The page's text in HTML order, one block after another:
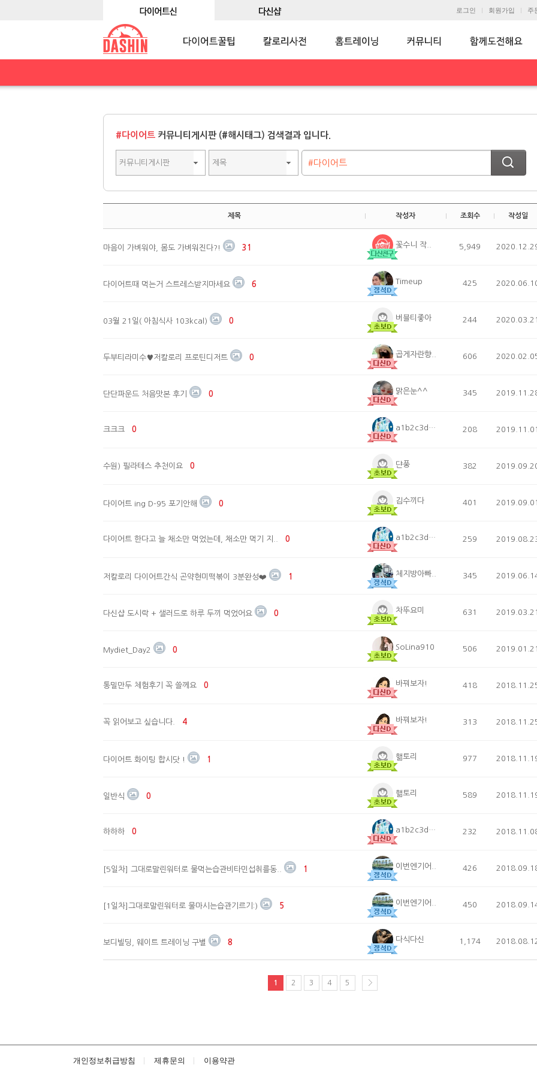
로그인 회원가입 주
#다이어트 커뮤니티게시판 (#해시태그) 검색결과 입니다.
제목 작성자 조회수 작성일
마음이 가벼워야, 몸도 가벼워진다?! 31 꽃수니 작.. 5,949
다이어트때 먹는거 스트레스받지마세요 6 Timeup 425
03월 21일( 아침식사 103kcal) 0 버블티좋아 244 2020.03.21
두부티라미수♥️저칼로리 프로틴디저트 0 곱게자란향.. 606
단단파운드 처음맛본 후기 0 맑은눈^^ 345
크크크 0 a1b2c3d4e5 208 2019.11.01
수원) 필라테스 추천이요 0 댠풍 382
다이어트 ing D-95 포기안해 0 김수끼다 401 2019.09.01
다이어트 한다고 늘 채소만 먹었는데, 채소만 먹기 지.. 0 a1b2c3d4e5 259
저칼로리 다이어트간식 곤약현미떡볶이 3분완성❤️ 1 체지방아빠.. 345
다신샵 도시락 + 샐러드로 하루 두끼 먹었어요 0 차뚜요미 631 2019.03.21
Mydiet_Day2 0 SoLina910 506 2019.01.21
통밀만두 체험후기 꼭 쓸께요 0 바꿔보자! 418
꼭 읽어보고 싶습니다. 4 바꿔보자! 313
다이어트 화이팅 합시닷 ! 1 핾토리 977
일반식 0 핾토리 589
하하하 0 a1b2c3d4e5 232
[5일차] 그대로말린워터로 물먹는습관비타민섭취를동.. 1 이번엔기어.. 426
[1일차]그대로말린워터로 물마시는습관기르기:) 5 이번엔기어.. 450
보디빌딩, 웨이트 트레이닝 구별 8 다식다신 1,174
1 2 3 4 5
개인정보취급방침 제휴문의 이용약관